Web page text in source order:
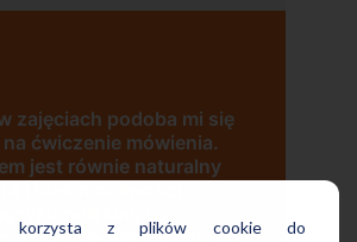
korzysta z plików cookie do
Uczę się w tej szkole od 4 lat i
bardzo zadowolona. Zajęcia z
wygodna, nowoczesna szkoła
w dogodnej lokalizacji, bo tuż
bardzo konkurencyjna cena